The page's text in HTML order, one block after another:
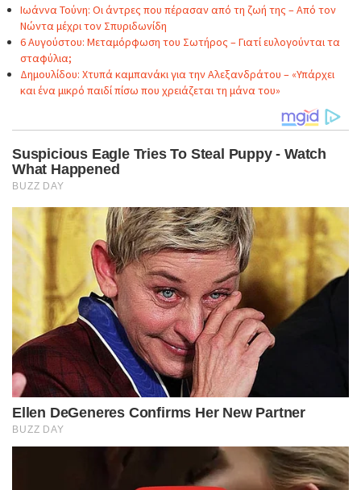
Ιωάννα Τούνη: Οι άντρες που πέρασαν από τη ζωή της – Από τον
Νώντα μέχρι τον Σπυριδωνίδη
6 Αυγούστου: Μεταμόρφωση του Σωτήρος – Γιατί ευλογούνται τα
σταφύλια;
Δημουλίδου: Χτυπά καμπανάκι για την Αλεξανδράτου – «Υπάρχει
και ένα μικρό παιδί πίσω που χρειάζεται τη μάνα του»